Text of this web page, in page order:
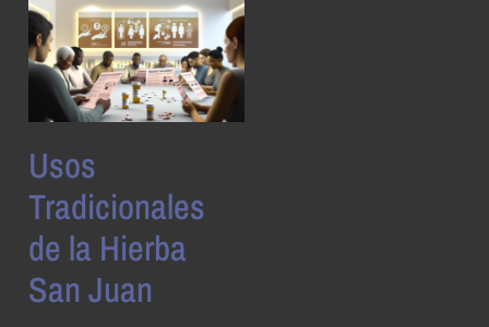
Usos
Tradicionales
de la Hierba
San Juan